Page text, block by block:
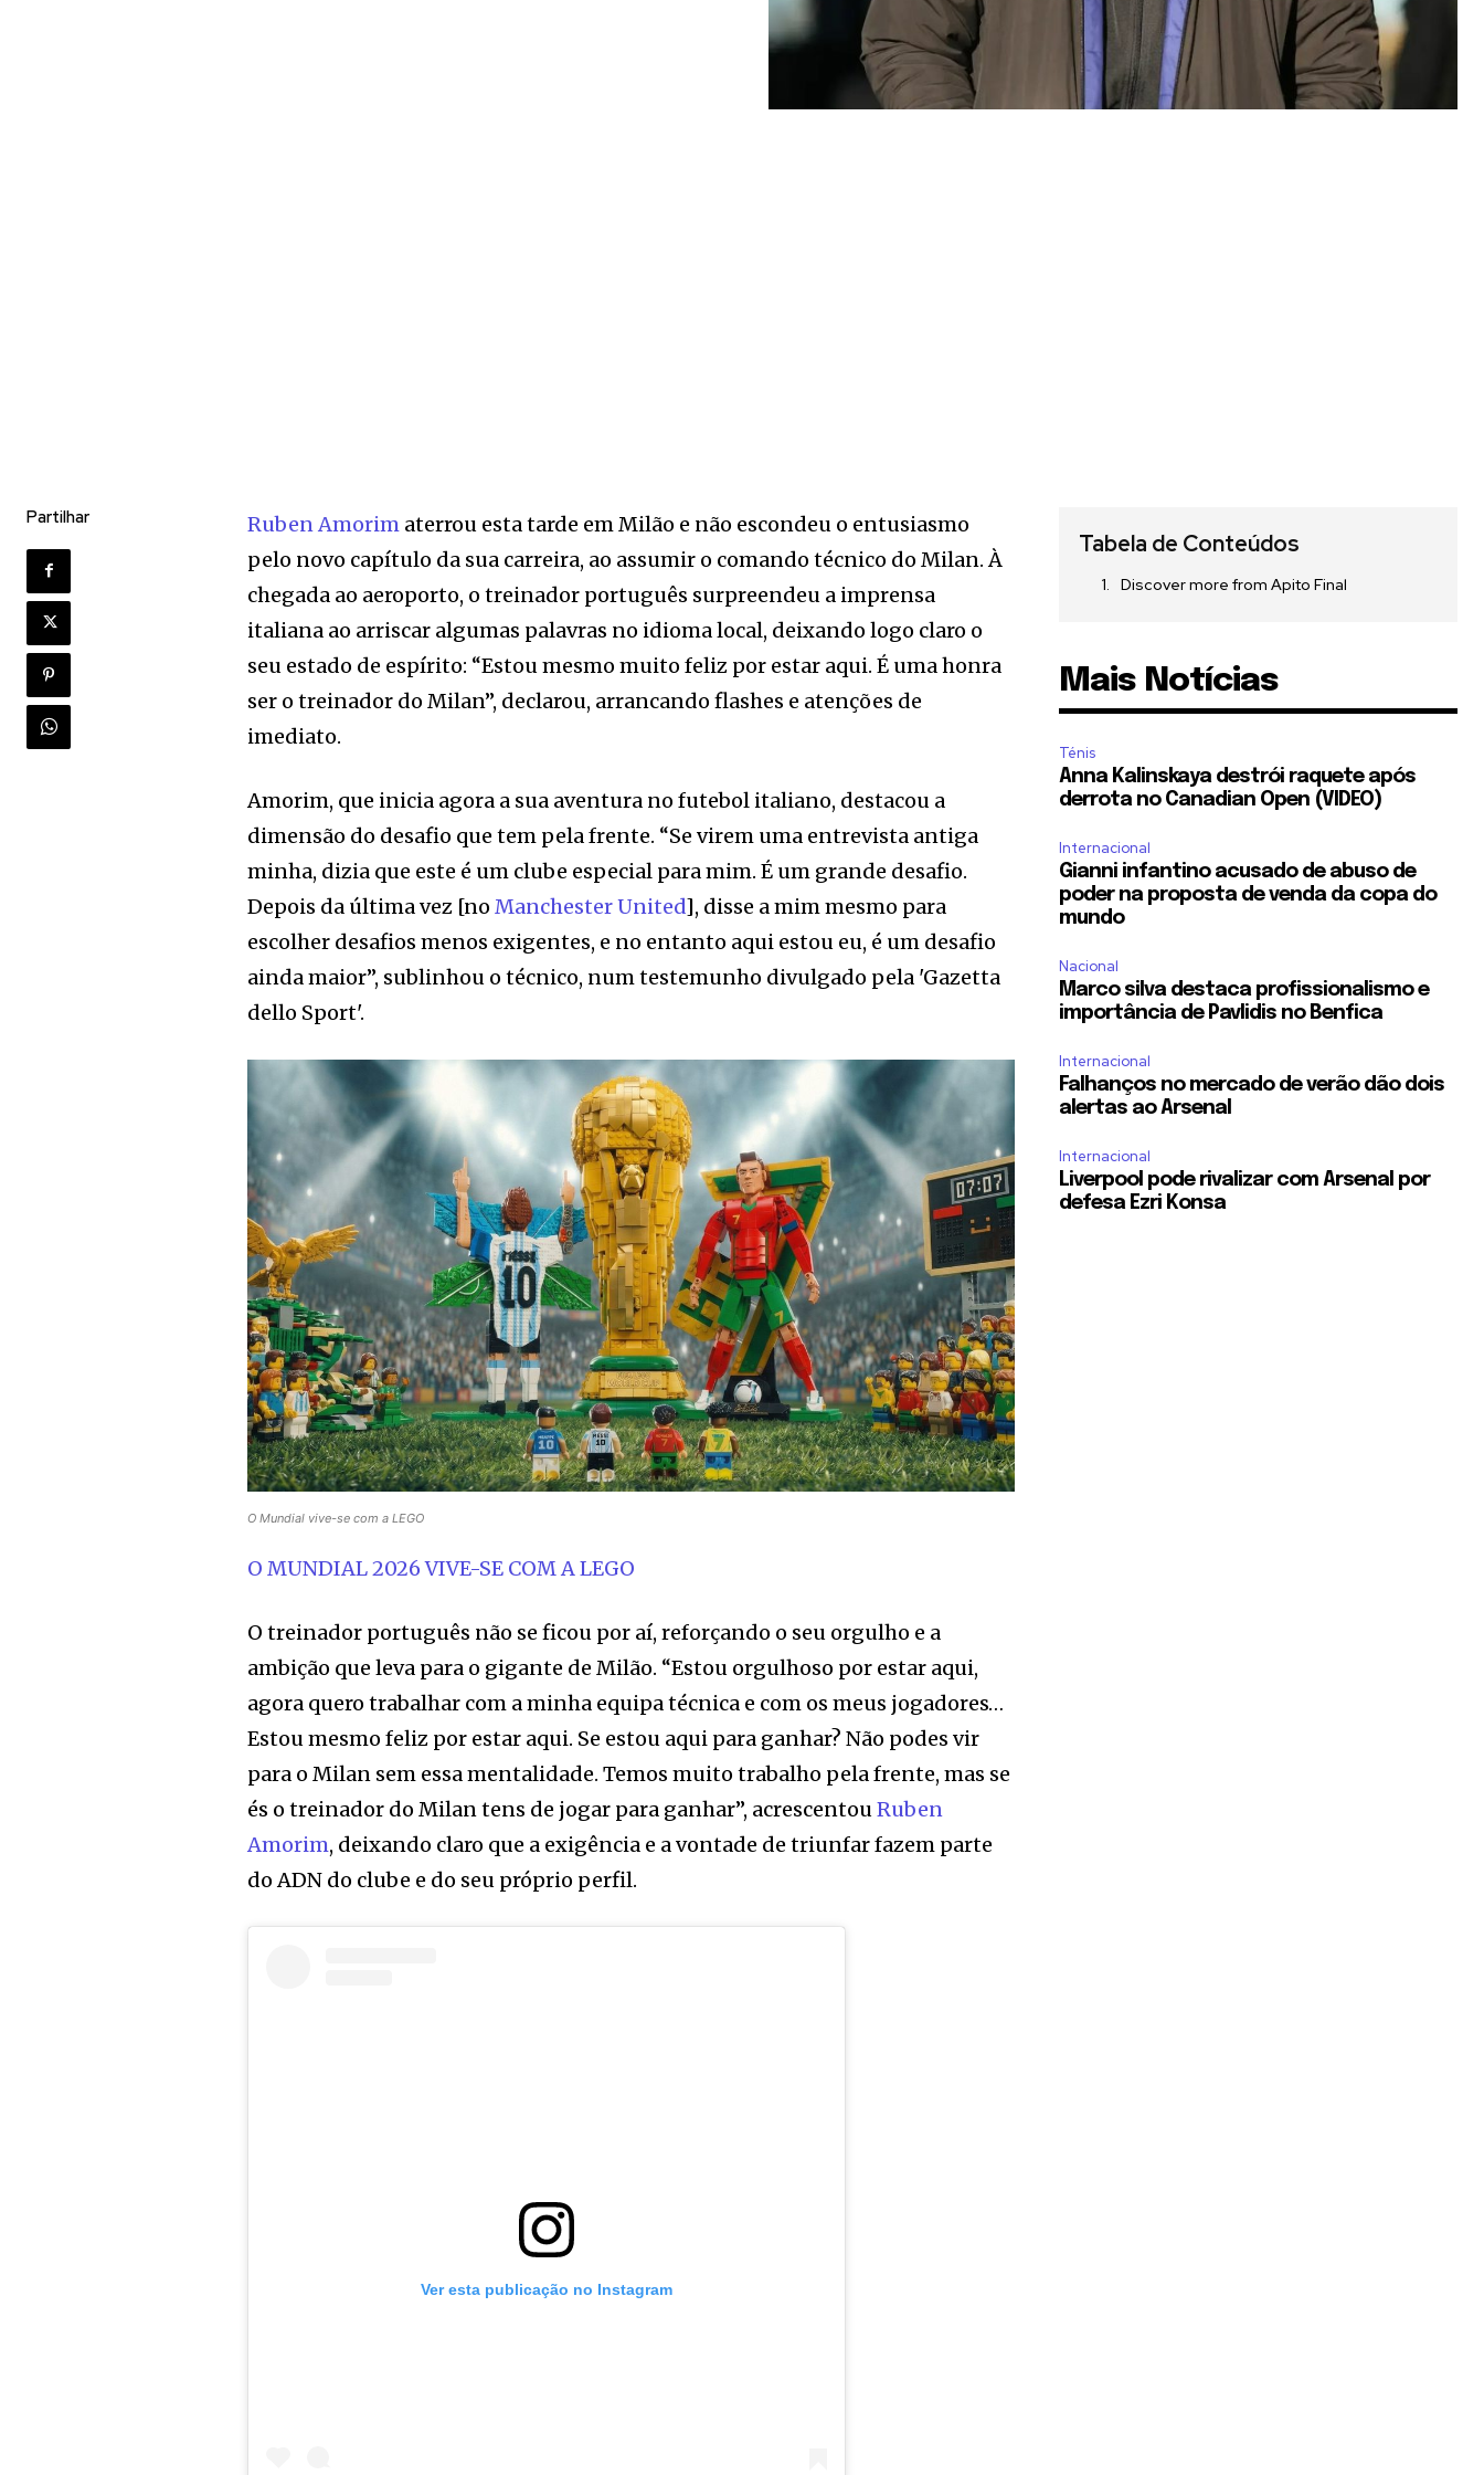
Partilhar Ruben Amorim aterrou esta tarde em Milão e não escondeu o entusiasmo
pelo novo capítulo da sua carreira, ao assumir o comando técnico do Milan. À
chegada ao aeroporto, o treinador português surpreendeu a imprensa
italiana ao arriscar algumas palavras no idioma local, deixando logo claro o
seu estado de espírito: “Estou mesmo muito feliz por estar aqui. É uma honra
ser o treinador do Milan”, declarou, arrancando flashes e atenções de
imediato.
Amorim, que inicia agora a sua aventura no futebol italiano, destacou a
dimensão do desafio que tem pela frente. “Se virem uma entrevista antiga
minha, dizia que este é um clube especial para mim. É um grande desafio.
Depois da última vez [noManchester United], disse a mim mesmo para
escolher desafios menos exigentes, e no entanto aqui estou eu, é um desafio
ainda maior”, sublinhou o técnico, num testemunho divulgado pela 'Gazetta
dello Sport'.
O Mundial vive-se com a LEGO
O MUNDIAL 2026 VIVE-SE COM A LEGO
O treinador português não se ficou por aí, reforçando o seu orgulho e a
ambição que leva para o gigante de Milão. “Estou orgulhoso por estar aqui,
agora quero trabalhar com a minha equipa técnica e com os meus jogadores…
Estou mesmo feliz por estar aqui. Se estou aqui para ganhar? Não podes vir
para o Milan sem essa mentalidade. Temos muito trabalho pela frente, mas se
és o treinador do Milan tens de jogar para ganhar”, acrescentouRuben
Amorim, deixando claro que a exigência e a vontade de triunfar fazem parte
do ADN do clube e do seu próprio perfil.
Ver esta publicação no Instagram
Tabela de Conteúdos
Discover more from Apito Final
Mais Notícias
Ténis
Anna Kalinskaya destrói raquete após
derrota no Canadian Open (VIDEO)
Internacional
Gianni infantino acusado de abuso de
poder na proposta de venda da copa do
mundo
Nacional
Marco silva destaca profissionalismo e
importância de Pavlidis no Benfica
Internacional
Falhanços no mercado de verão dão dois
alertas ao Arsenal
Internacional
Liverpool pode rivalizar com Arsenal por
defesa Ezri Konsa